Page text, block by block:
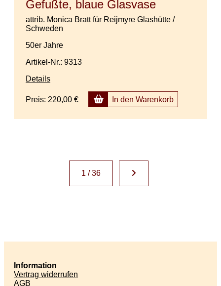
Gefußte, blaue Glasvase
attrib. Monica Bratt für Reijmyre Glashütte /
Schweden
50er Jahre
Artikel-Nr.: 9313
Details
Preis: 220,00 € In den Warenkorb
1 / 36
Information
Vertrag widerrufen
AGB